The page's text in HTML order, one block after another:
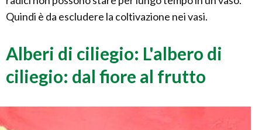
Quindi è da escludere la coltivazione nei vasi.
Alberi di ciliegio: L'albero di
ciliegio: dal fiore al frutto